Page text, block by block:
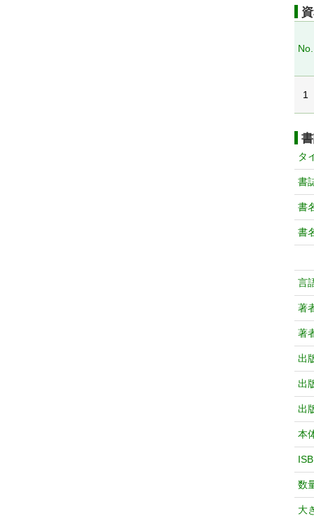
No.
1
タ
書
書
書
言
著
著
出
出
出
本
数
大